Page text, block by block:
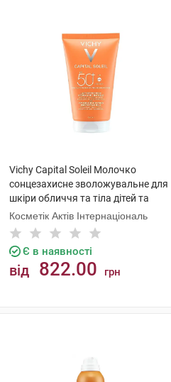
Vichy Capital Soleil Молочко
сонцезахисне зволожувальне для
шкіри обличчя та тіла дітей та
дорослих SPF50+ 150 мл 1 туба
Косметік Актів Інтернаціональ
Є в наявності
від 822.00 грн